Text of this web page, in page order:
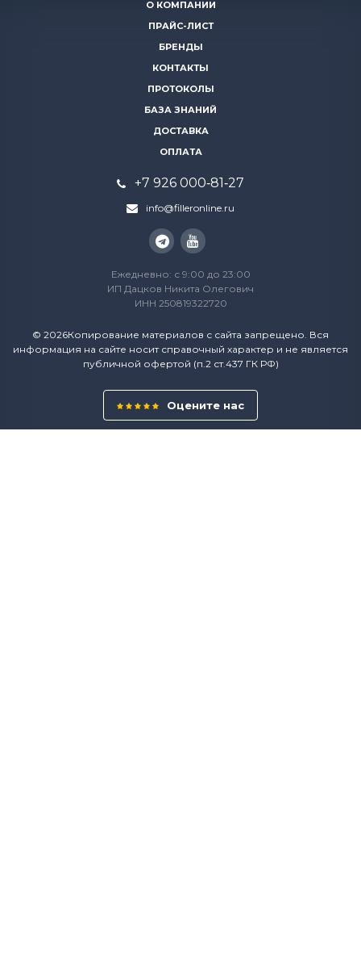
© 2026Копирование материалов с сайта запрещено. Вся
информация на сайте носит справочный характер и не является
публичной офертой (п.2 ст.437 ГК РФ)
Оцените нас
О КОМПАНИИ
ПРАЙС-ЛИСТ
БРЕНДЫ
КОНТАКТЫ
ПРОТОКОЛЫ
БАЗА ЗНАНИЙ
ДОСТАВКА
ОПЛАТА
+7 926 000‑81‑27
info@filleronline.ru
Ежедневно: с 9:00 до 23:00
ИП Дацков Никита Олегович
ИНН 250819322720